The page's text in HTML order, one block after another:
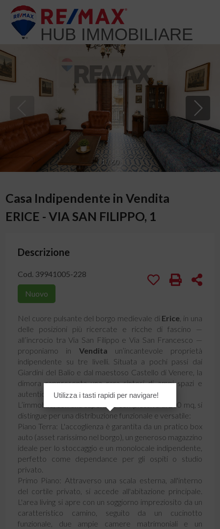
HUB IMMOBILIARE
1/ 60
Casa Indipendente in Vendita
ERICE - VIA SAN FILIPPO, 1
Descrizione
Cod. 39941005-228
Nuovo
Nel cuore pulsante del borgo medievale di Erice , in una
delle posizioni più ricercate e ricche di fascino —
all’incrocio tra Via San Filippo e Via San Francesco —
proponiamo in Vendita un’incantevole proprietà
indipendente su tre livelli. Situata a pochi passi dai
Giardini del Balio e dal maestoso Castello di Venere, la
dimora rappresenta una rara sintesi di ampi spazi e
autenticità architettonica.
L’immobile, con una superficie complessiva di 200 mq, si
distingue per una distribuzione funzionale e versatile:
​Piano Terra: L'accoglienza è garantita da un pratico box
auto (asset rarissimo nel borgo), un generoso magazzino
ideale per lo stoccaggio e un monolocale indipendente,
perfetto come dependance per gli ospiti o studio
privato.
​Primo Piano: Attraverso una scala esterna, all'interno
del cortile privato, si accede all'abitazione principale.
L'area living si apre con un soggiorno impreziosito da un
caratteristico camino, seguito da un cucinotto
funzionale, due ampie camere matrimoniali e un
Utilizza i tasti rapidi per navigare!